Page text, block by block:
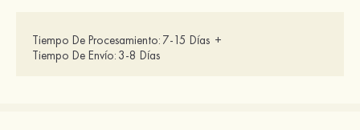
Tiempo De Procesamiento: 7-15 Días +
Tiempo De Envío: 3-8 Días